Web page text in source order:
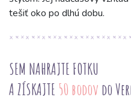
tešiť oko po dlhú dobu.
SEM NAHRAJTE FOTKU
A ZÍSKAJTE 50 bodov do